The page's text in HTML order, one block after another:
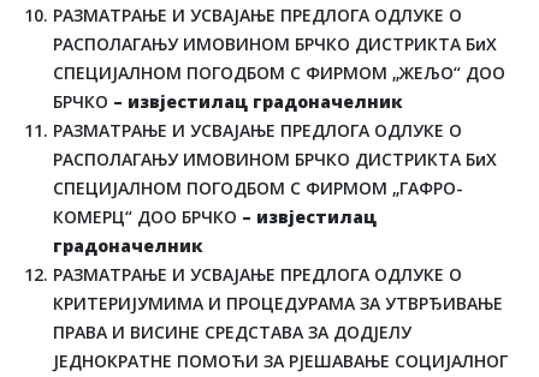
РАЗМАТРАЊЕ И УСВАЈАЊЕ ПРЕДЛОГА ОДЛУКЕ О
РАСПОЛАГАЊУ ИМОВИНОМ БРЧКО ДИСТРИКТА БиХ
СПЕЦИЈАЛНОМ ПОГОДБОМ С ФИРМОМ „ЖЕЉО“ ДОО
БРЧКО – извјестилац градоначелник
РАЗМАТРАЊЕ И УСВАЈАЊЕ ПРЕДЛОГА ОДЛУКЕ О
РАСПОЛАГАЊУ ИМОВИНОМ БРЧКО ДИСТРИКТА БиХ
СПЕЦИЈАЛНОМ ПОГОДБОМ С ФИРМОМ „ГАФРО-
КОМЕРЦ“ ДОО БРЧКО – извјестилац
градоначелник
РАЗМАТРАЊЕ И УСВАЈАЊЕ ПРЕДЛОГА ОДЛУКЕ О
КРИТЕРИЈУМИМА И ПРОЦЕДУРАМА ЗА УТВРЂИВАЊЕ
ПРАВА И ВИСИНЕ СРЕДСТАВА ЗА ДОДЈЕЛУ
ЈЕДНОКРАТНЕ ПОМОЋИ ЗА РЈЕШАВАЊЕ СОЦИЈАЛНОГ